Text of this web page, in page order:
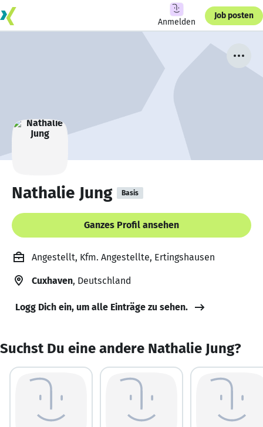
Anmelden
Job posten
Nathalie Jung Basis
Ganzes Profil ansehen
Angestellt, Kfm. Angestellte, Ertingshausen
Cuxhaven, Deutschland
Logg Dich ein, um alle Einträge zu sehen.
Suchst Du eine andere Nathalie Jung?